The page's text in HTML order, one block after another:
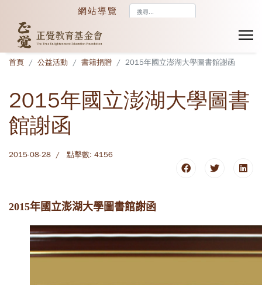
網站導覽
首頁 公益活動 書籍捐贈 2015年國立澎湖大學圖書館謝函
2015年國立澎湖大學圖書
館謝函
2015-08-28 點擊數: 4156
2015年國立澎湖大學圖書館謝函